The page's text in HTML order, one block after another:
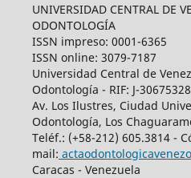
UNIVERSIDAD CENTRAL DE
ODONTOLOGÍA
ISSN impreso: 0001-6365
ISSN online: 3079-7187
Universidad Central de
Odontología - RIF: J-
Av. Los Ilustres, Ciudad
Odontología, Los
Teléf.: (+58-212) 605.3814 -
mail:
Caracas - Venezuela